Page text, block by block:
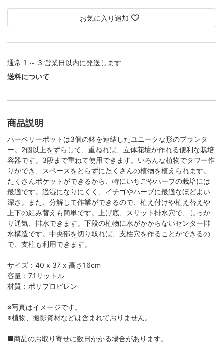
お気に入り追加
通常 1 ～ 3 営業日以内に発送します
送料について
商品説明
ハーベリーポットは3個の鉢を連結したユニークな形のプランタ
ー。2個以上をずらして、重ねれば、立体花壇が作れる便利な栽培
容器です。3段まで重ねて使用できます。いろんな植物でタワー作
りができ、スペースをとらずにたくさんの植物を植えられます。
たくさんポケットができるから、特にいちごやハーブの栽培には
最適です。過湿になりにくく、イチゴやハーブに最適なほどよい
深さ。また、分解して作業ができるので、植え付けや植え替えや
上下の組み替えも簡単です。上げ底、スリット排水穴で、しっか
り通気、排水できます。下段の植物に水がかからないセンター排
水構造です。中央部を切り取れば、支柱穴を作ることができるの
で、支柱も利用できます。
サイズ：40 x 37 x 高さ16cm
容量：7.1リットル
材質：ポリプロピレン
※写真はイメージです。
※植物、撮影資材などは含まれておりません。
■商品のお取り寄せに数日かかる場合があります。